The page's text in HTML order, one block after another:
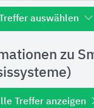
Treffer auswählen
zu
Treffer anzeigen